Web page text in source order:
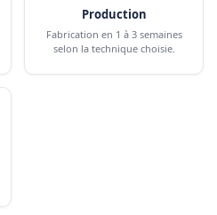
Production
Fabrication en 1 à 3 semaines
selon la technique choisie.